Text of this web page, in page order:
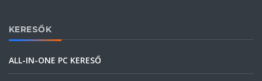
KERESŐK
ALL-IN-ONE PC KERESŐ